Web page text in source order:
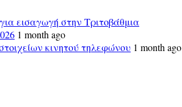
εισαγωγή στην Τριτοβάθμια
1 month ago
κινητού τηλεφώνου 1 month ago